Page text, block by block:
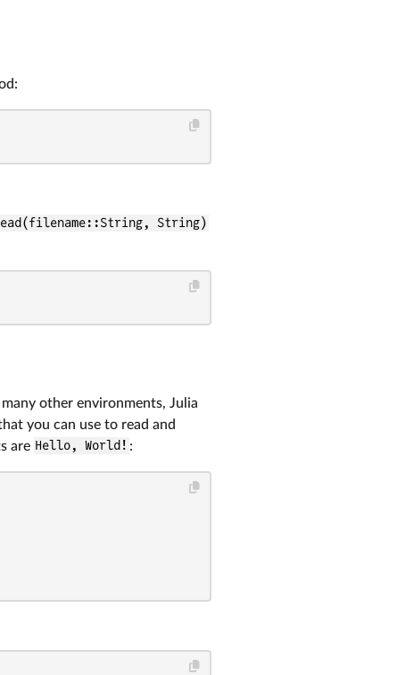
String)
other environments, Julia
you can use to read and
are Hello, World! :